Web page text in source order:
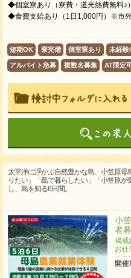
◆個室寮あり（寮費・道光熱費無料♪）
◆食費支給あり（1日1,000円）※市
短期OK 寮完備 個室寮あり 未経験
アルバイト急募 複数名募集 AT限定
太平洋に浮かぶ自然豊かな島、小笠原
りたい」「島で暮らしたい」「小笠原
し、島を知る6日間。
小
者
掲載
お
開催